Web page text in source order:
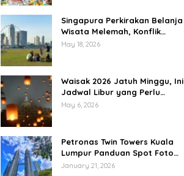
Singapura Perkirakan Belanja
Wisata Melemah, Konflik
Global Jadi Sorotan
May 18, 2026
Waisak 2026 Jatuh Minggu, Ini
Jadwal Libur yang Perlu
Dicatat
May 6, 2026
Petronas Twin Towers Kuala
Lumpur Panduan Spot Foto
Ikonik
January 21, 2026